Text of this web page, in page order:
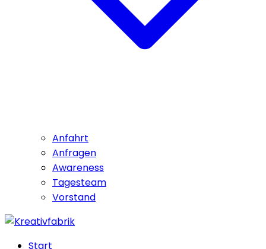
Anfahrt
Anfragen
Awareness
Tagesteam
Vorstand
Start